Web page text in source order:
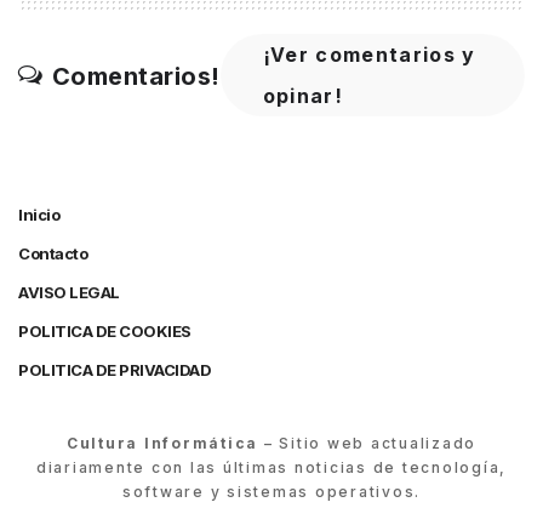
Comentarios!
¡Ver comentarios y
opinar!
Inicio
Contacto
AVISO LEGAL
POLITICA DE COOKIES
POLITICA DE PRIVACIDAD
Cultura Informática – Sitio web actualizado
diariamente con las últimas noticias de tecnología,
software y sistemas operativos.